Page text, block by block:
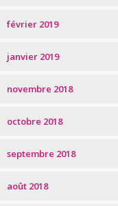
février 2019
janvier 2019
novembre 2018
octobre 2018
septembre 2018
août 2018